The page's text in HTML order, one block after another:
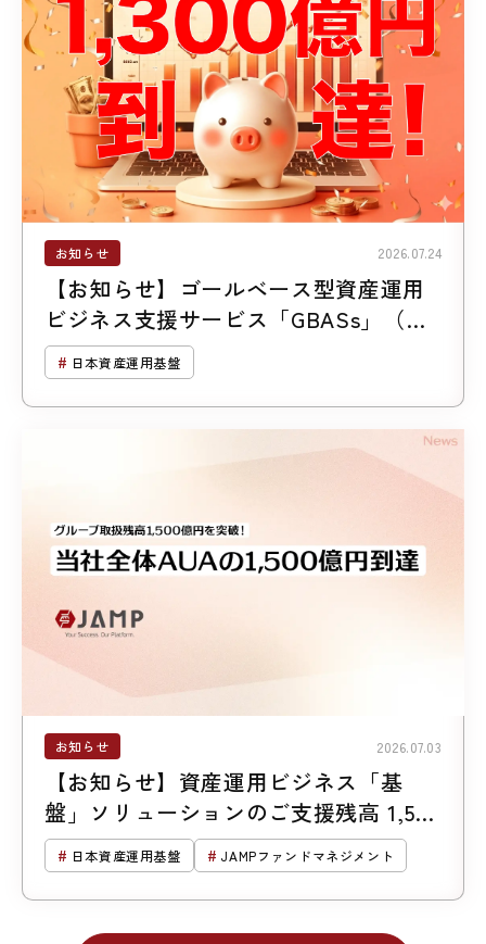
お知らせ 2026.07.24
【お知らせ】ゴールベース型資産運用
ビジネス支援サービス「GBASs」（ジ
ーバス）のご支援残高1,300億円突破
日本資産運用基盤
お知らせ 2026.07.03
【お知らせ】資産運用ビジネス「基
盤」ソリューションのご支援残高 1,500
億円突破
日本資産運用基盤 JAMPファンドマネジメント